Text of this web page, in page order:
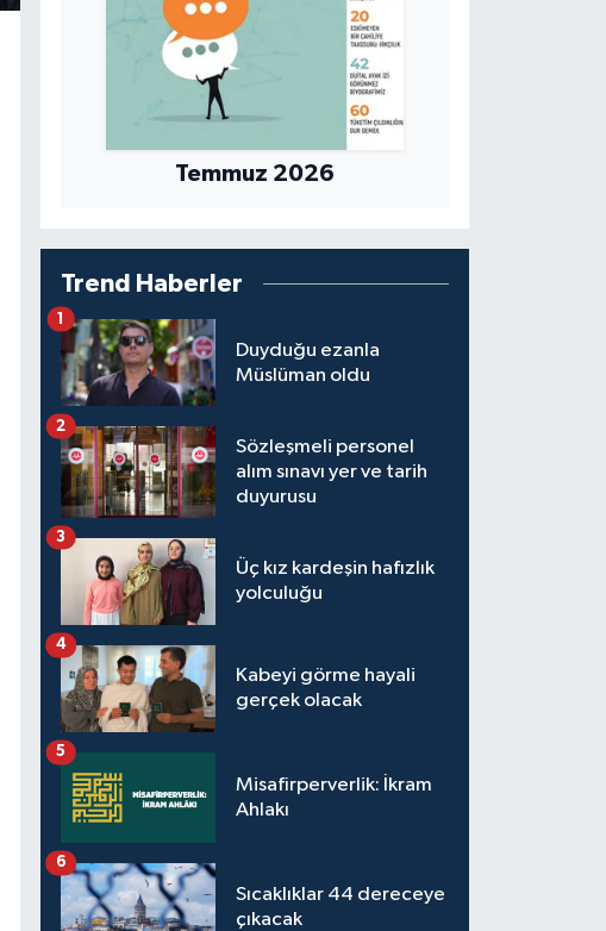
Temmuz 2026
Trend Haberler
Duyduğu ezanla
Müslüman oldu
1
Sözleşmeli personel
alım sınavı yer ve tarih
duyurusu
2
Üç kız kardeşin hafızlık
yolculuğu
3
Kabeyi görme hayali
gerçek olacak
4
Misafirperverlik: İkram
Ahlakı
5
Sıcaklıklar 44 dereceye
çıkacak
6